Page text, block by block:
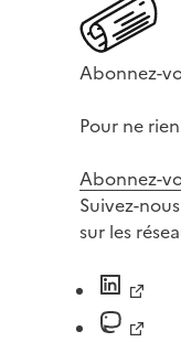
Abonnez-
Pour ne
Abonnez-
Suivez-nous
sur les